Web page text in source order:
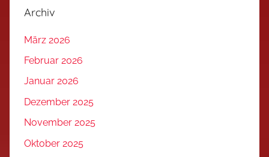
Archiv
März 2026
Februar 2026
Januar 2026
Dezember 2025
November 2025
Oktober 2025